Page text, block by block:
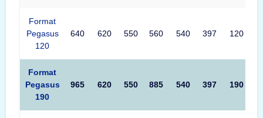
Format
Pegasus
120
640 620 550 560 540 397 120
Format
Pegasus
190
965 620 550 885 540 397 190